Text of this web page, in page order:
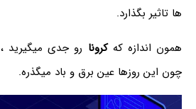
ها تاثیر بگذارد.
همون اندازه که کرونارو جدی میگیرید ،
چون این روزها عین برق و باد میگذره.